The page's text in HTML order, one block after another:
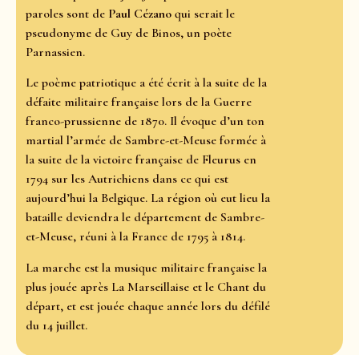
paroles sont de Paul Cézano qui serait le
pseudonyme de Guy de Binos, un poète
Parnassien.
Le poème patriotique a été écrit à la suite de la
défaite militaire française lors de la Guerre
franco-prussienne de 1870. Il évoque d’un ton
martial l’armée de Sambre-et-Meuse formée à
la suite de la victoire française de Fleurus en
1794 sur les Autrichiens dans ce qui est
aujourd’hui la Belgique. La région où eut lieu la
bataille deviendra le département de Sambre-
et-Meuse, réuni à la France de 1795 à 1814.
La marche est la musique militaire française la
plus jouée après La Marseillaise et le Chant du
départ, et est jouée chaque année lors du défilé
du 14 juillet.